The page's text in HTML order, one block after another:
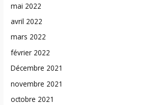
mai 2022
avril 2022
mars 2022
février 2022
Décembre 2021
novembre 2021
octobre 2021